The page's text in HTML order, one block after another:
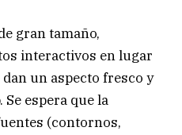
gran tamaño,
interactivos en lugar
un aspecto fresco y
espera que la
(contornos,